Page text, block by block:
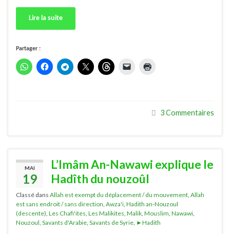
Lire la suite
Partager :
3 Commentaires
MAI
19
L’Imâm An-Nawawi explique le
Hadîth du nouzoûl
Classé dans Allah est exempt du déplacement / du mouvement, Allah
est sans endroit / sans direction, Awza'i, Hadith an-Nouzoul
(descente), Les Chafi'ites, Les Malikites, Malik, Mouslim, Nawawi,
Nouzoul, Savants d'Arabie, Savants de Syrie, ►Hadith